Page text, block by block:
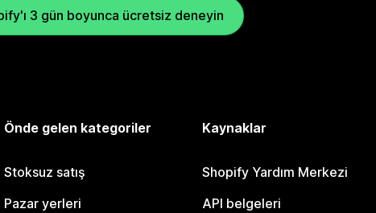
3 gün boyunca ücretsiz deneyin
Önde gelen kategoriler
Stoksuz satış
Pazar yerleri
Kaynaklar
Shopify Yardım Merkezi
API belgeleri